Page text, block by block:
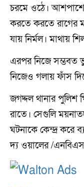
চরমে ওঠে।
করতে করতে রাগের
যায় নির্মল। মাথায়
এরপর নিজে সম্ভবত
নিজেও গলায় ফাঁস
জগদ্দল থানার পুলিশ
রাতে। সেগুলি
ঘটনাকে কেন্দ্র করে
দ্য ওয়ালের /